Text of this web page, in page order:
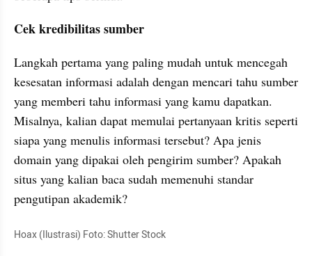
Cek kredibilitas sumber
Langkah pertama yang paling mudah untuk mencegah
kesesatan informasi adalah dengan mencari tahu sumber
yang memberi tahu informasi yang kamu dapatkan.
Misalnya, kalian dapat memulai pertanyaan kritis seperti
siapa yang menulis informasi tersebut? Apa jenis
domain yang dipakai oleh pengirim sumber? Apakah
pengutipan akademik?
Hoax (Ilustrasi) Foto: Shutter Stock